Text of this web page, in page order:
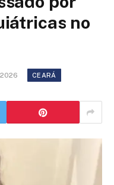
no
CEARÁ